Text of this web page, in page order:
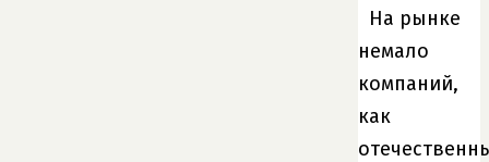
На рынке
немало
компаний,
как